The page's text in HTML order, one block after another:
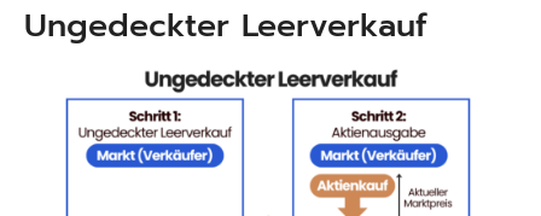
Ungedeckter Leerverkauf